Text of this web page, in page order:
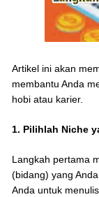
Artikel ini akan
membantu Anda
hobi atau karier.
1. Pilihlah Niche
Langkah pertama
(bidang) yang
Anda untuk